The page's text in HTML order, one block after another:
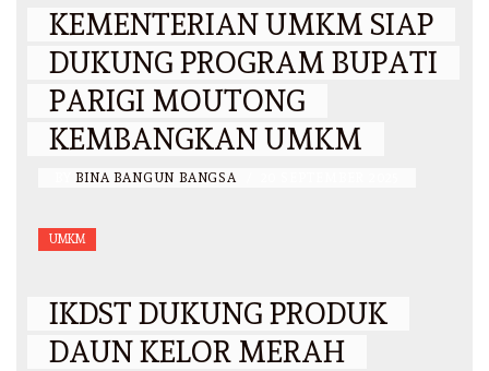
KEMENTERIAN UMKM SIAP
DUKUNG PROGRAM BUPATI
PARIGI MOUTONG
KEMBANGKAN UMKM
BINA BANGUN BANGSA
UMKM
IKDST DUKUNG PRODUK
DAUN KELOR MERAH